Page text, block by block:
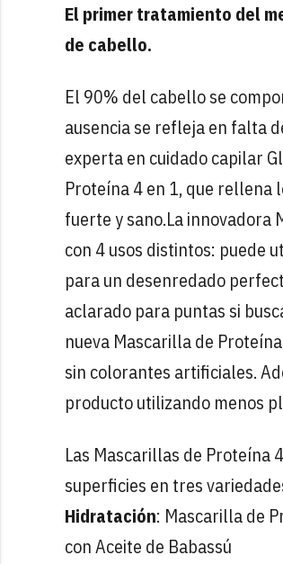
El primer tratamiento del
de cabello.
El 90% del cabello se
ausencia se refleja en falta
experta en cuidado capilar
Proteína 4 en 1, que rellena
fuerte y sano.La innovadora
con 4 usos distintos: puede
para un desenredado
aclarado para puntas si
nueva Mascarilla de
sin colorantes artificiales.
producto utilizando menos
Las Mascarillas de Proteína
superficies en tres
Hidratación: Mascarilla de
con Aceite de Babassú